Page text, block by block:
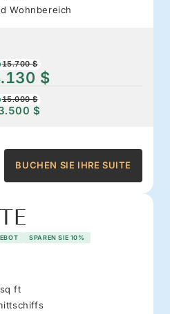
Wohnbereich
15.700 $
$
15.000 $
$
BUCHEN SIE IHRE SUITE
SPAREN SIE 10%
ft